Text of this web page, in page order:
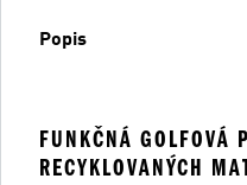
Popis
FUNKČNÁ GOLFOVÁ
RECYKLOVANÝCH